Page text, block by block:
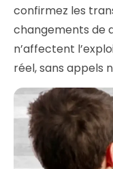
confirmez les
changements de
n’affectent
réel, sans appels